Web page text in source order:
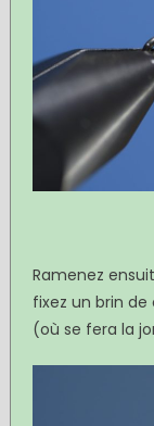
Ramenez
fixez un brin
(où se fera la